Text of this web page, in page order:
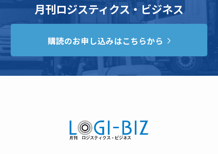
月刊ロジスティクス・ビジネス
購読のお申し込みはこちらから